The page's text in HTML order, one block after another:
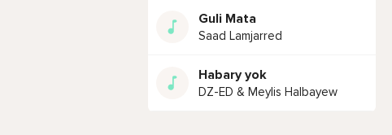
Guli Mata
Saad Lamjarred
Habary yok
DZ-ED & Meylis Halbayew